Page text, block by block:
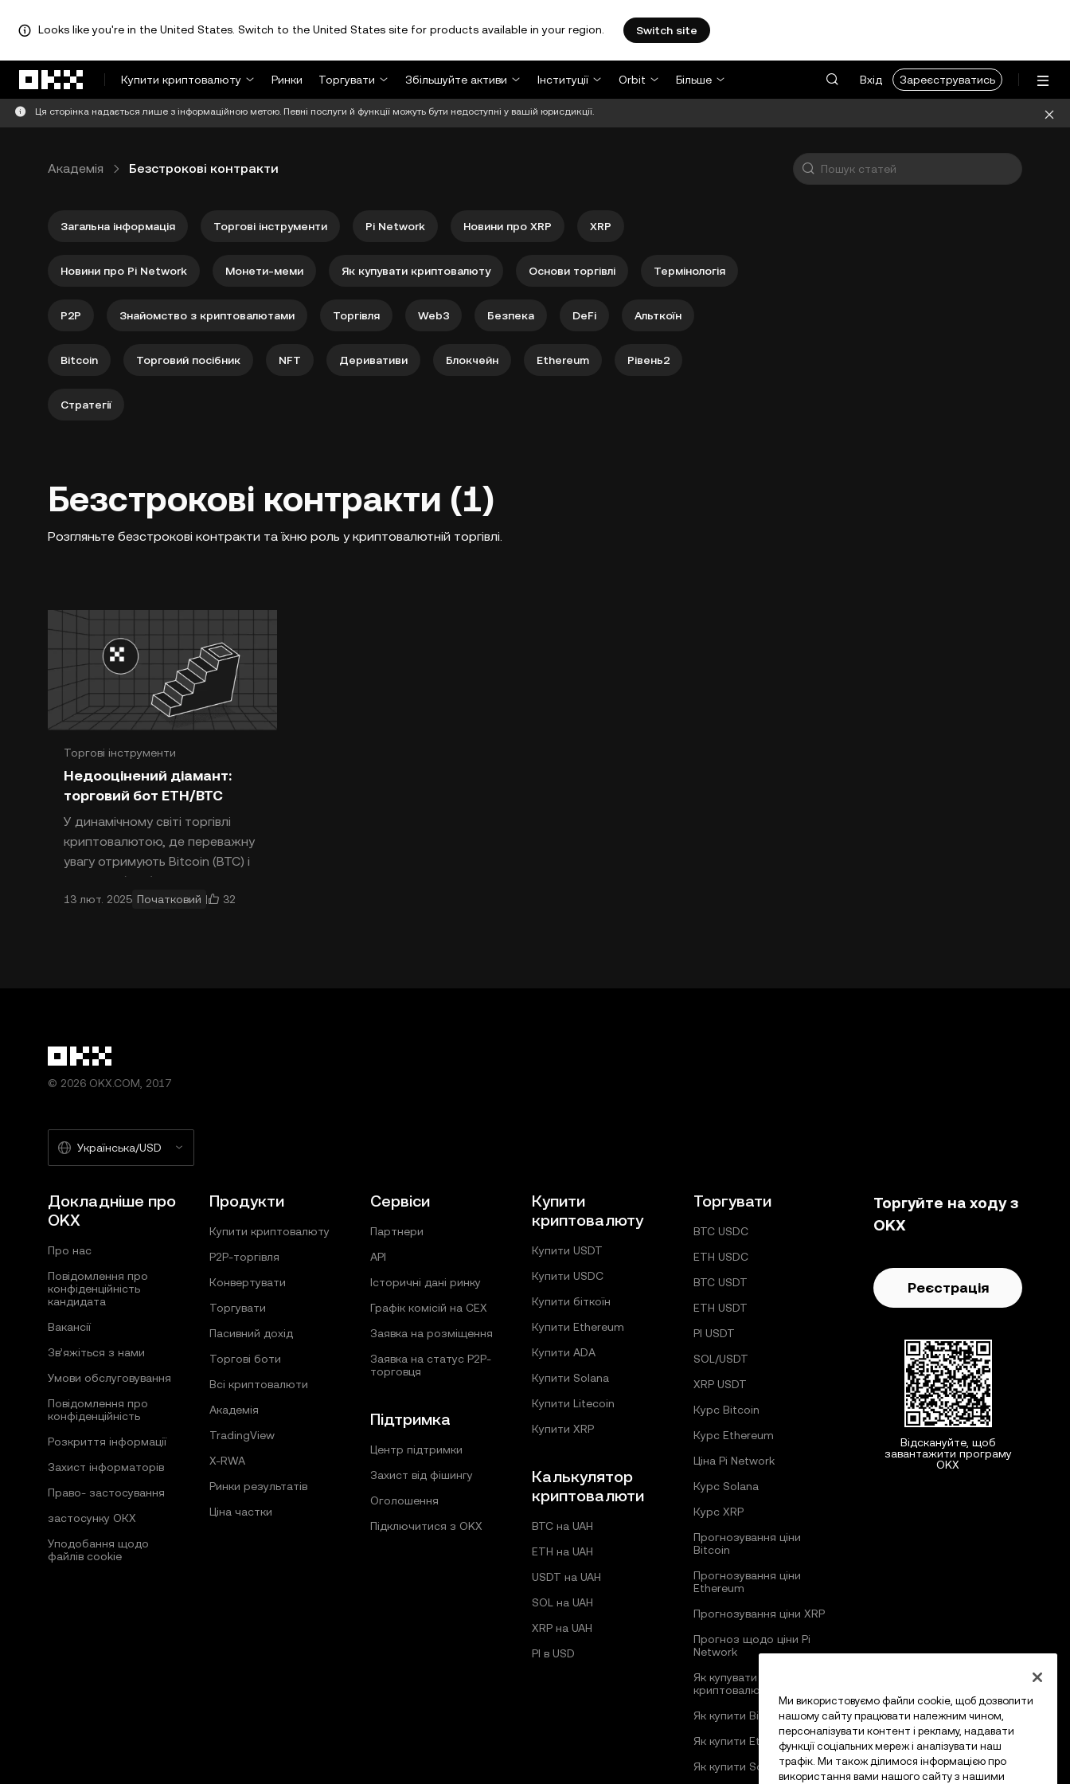
Looks like you're in the United States. Switch to the United States site for products available in your region. Switch site
Купити криптовалюту
Ринки Торгувати Збільшуйте активи Інституції Orbit Більше Вхід Зареєструватись
Ця сторінка надається лише з інформаційною метою. Певні послуги й функції можуть бути недоступні у вашій юрисдикції.
Академія Безстрокові контракти
Загальна інформація Торгові інструменти Pi Network Новини про XRP XRP
Новини про Pi Network Монети-меми Як купувати криптовалюту Основи торгівлі Термінологія
P2P Знайомство з криптовалютами Торгівля Web3 Безпека DeFi Альткоїн
Bitcoin Торговий посібник NFT Деривативи Блокчейн Ethereum Рівень2
Стратегії
Безстрокові контракти (1)
Розгляньте безстрокові контракти та їхню роль у криптовалютній торгівлі.
Торгові інструменти
Недооцінений діамант:
торговий бот ETH/BTC
У динамічному світі торгівлі
криптовалютою, де переважну
увагу отримують Bitcoin (BTC) і
Ethereum (ETH), трейдери
постійно шукають нові способи
13 лют. 2025 Початковий 32
© 2026 OKX.COM, 2017
Українська/USD
Докладніше про
OKX
Про нас
Повідомлення про
конфіденційність
кандидата
Вакансії
Зв’яжіться з нами
Умови обслуговування
Повідомлення про
конфіденційність
Розкриття інформації
Захист інформаторів
Право- застосування
застосунку ОКХ
Уподобання щодо
файлів cookie
Продукти
Купити криптовалюту
P2P-торгівля
Конвертувати
Торгувати
Пасивний дохід
Торгові боти
Всі криптовалюти
Академія
TradingView
X-RWA
Ринки результатів
Ціна частки
Сервіси
Партнери
API
Історичні дані ринку
Графік комісій на CEX
Заявка на розміщення
Заявка на статус P2P-
торговця
Підтримка
Центр підтримки
Захист від фішингу
Оголошення
Підключитися з OKX
Купити
криптовалюту
Купити USDT
Купити USDC
Купити біткоїн
Купити Ethereum
Купити ADA
Купити Solana
Купити Litecoin
Купити XRP
Калькулятор
криптовалюти
BTC на UAH
ETH на UAH
USDT на UAH
SOL на UAH
XRP на UAH
PI в USD
Торгувати
BTC USDC
ETH USDC
BTC USDT
ETH USDT
PI USDT
SOL/USDT
XRP USDT
Курс Bitcoin
Курс Ethereum
Ціна Pi Network
Курс Solana
Курс XRP
Прогнозування ціни
Bitcoin
Прогнозування ціни
Ethereum
Прогнозування ціни XRP
Прогноз щодо ціни Pi
Network
Як купувати
криптовалюту
Як купити Bitcoin
Як купити Ethereum
Як купити Solana
Торгуйте на ходу з
OKX
Реєстрація
Відскануйте, щоб
завантажити програму
OKX
Ми використовуємо файли cookie, щоб дозволити
нашому сайту працювати належним чином,
персоналізувати контент і рекламу, надавати
функції соціальних мереж і аналізувати наш
трафік. Ми також ділимося інформацією про
використання вами нашого сайту з нашими